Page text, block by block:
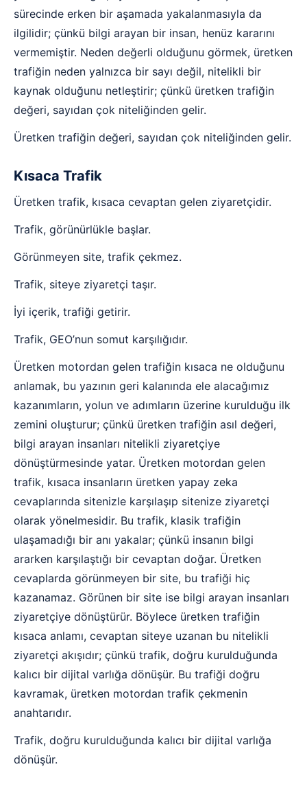
sürecinde erken bir aşamada yakalanmasıyla da
ilgilidir; çünkü bilgi arayan bir insan, henüz kararını
vermemiştir. Neden değerli olduğunu görmek, üretken
trafiğin neden yalnızca bir sayı değil, nitelikli bir
kaynak olduğunu netleştirir; çünkü üretken trafiğin
değeri, sayıdan çok niteliğinden gelir.
Üretken trafiğin değeri, sayıdan çok niteliğinden gelir.
Kısaca Trafik
Üretken trafik, kısaca cevaptan gelen ziyaretçidir.
Trafik, görünürlükle başlar.
Görünmeyen site, trafik çekmez.
Trafik, siteye ziyaretçi taşır.
İyi içerik, trafiği getirir.
Trafik, GEO’nun somut karşılığıdır.
Üretken motordan gelen trafiğin kısaca ne olduğunu
anlamak, bu yazının geri kalanında ele alacağımız
kazanımların, yolun ve adımların üzerine kurulduğu ilk
zemini oluşturur; çünkü üretken trafiğin asıl değeri,
bilgi arayan insanları nitelikli ziyaretçiye
dönüştürmesinde yatar. Üretken motordan gelen
trafik, kısaca insanların üretken yapay zeka
cevaplarında sitenizle karşılaşıp sitenize ziyaretçi
olarak yönelmesidir. Bu trafik, klasik trafiğin
ulaşamadığı bir anı yakalar; çünkü insanın bilgi
ararken karşılaştığı bir cevaptan doğar. Üretken
cevaplarda görünmeyen bir site, bu trafiği hiç
kazanamaz. Görünen bir site ise bilgi arayan insanları
ziyaretçiye dönüştürür. Böylece üretken trafiğin
kısaca anlamı, cevaptan siteye uzanan bu nitelikli
ziyaretçi akışıdır; çünkü trafik, doğru kurulduğunda
kalıcı bir dijital varlığa dönüşür. Bu trafiği doğru
kavramak, üretken motordan trafik çekmenin
anahtarıdır.
Trafik, doğru kurulduğunda kalıcı bir dijital varlığa
dönüşür.